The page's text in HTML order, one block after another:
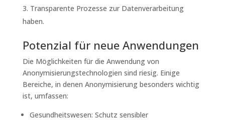
Transparente Prozesse zur Datenverarbeitung
haben.
Potenzial für neue Anwendungen
Die Möglichkeiten für die Anwendung von
Anonymisierungstechnologien sind riesig. Einige
Bereiche, in denen Anonymisierung besonders wichtig
ist, umfassen:
Gesundheitswesen: Schutz sensibler